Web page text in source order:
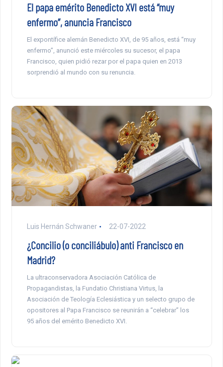
El papa emérito Benedicto XVI está “muy
enfermo”, anuncia Francisco
El expontífice alemán Benedicto XVI, de 95 años, está “muy
enfermo”, anunció este miércoles su sucesor, el papa
Francisco, quien pidió rezar por el papa quien en 2013
sorprendió al mundo con su renuncia.
Luis Hernán Schwaner 22-07-2022
¿Concilio (o conciliábulo) anti Francisco en
Madrid?
La ultraconservadora Asociación Católica de
Propagandistas, la Fundatio Christiana Virtus, la
Asociación de Teología Eclesiástica y un selecto grupo de
opositores al Papa Francisco se reunirán a “celebrar” los
95 años del emérito Benedicto XVI.